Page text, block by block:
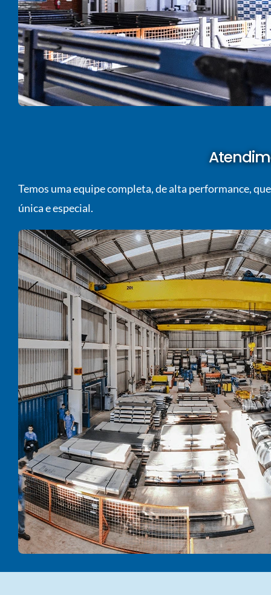
Temos uma equipe completa, de alta performance,
única e especial.